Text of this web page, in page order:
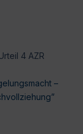
4 AZR
–